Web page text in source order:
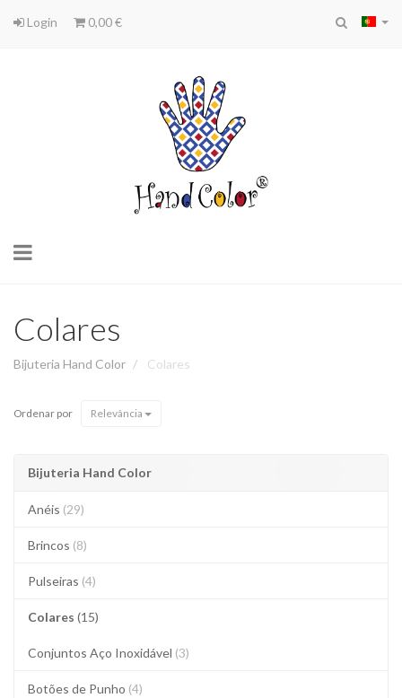
Login 0,00 €
Toggle
Colares
Bijuteria Hand Color Colares
Ordenar por Relevância
Bijuteria Hand Color
Anéis (29)
Brincos (8)
Pulseiras (4)
Colares (15)
Conjuntos Aço Inoxidável (3)
Botões de Punho (4)